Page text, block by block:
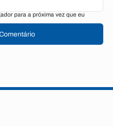
para a próxima vez que eu